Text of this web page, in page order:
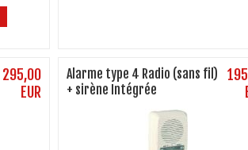
295,00
EUR
Alarme type 4 Radio (sans fil)
+ sirène Intégrée